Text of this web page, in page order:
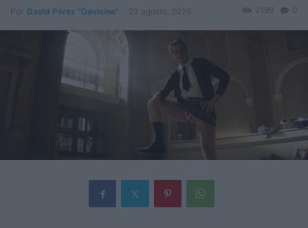
Por David Pérez "Davicine" 23 agosto, 2025 0
2199